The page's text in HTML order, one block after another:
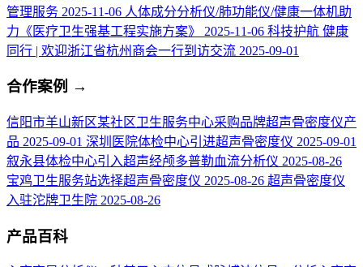
管理服务 2025-11-06 人体成分分析仪/肺功能仪/健康一体机助
力《医疗卫生强基工程实施方案》
2025-11-06 科技护航 健康
同行 | 欢迎浙江省杭州商会一行到访交流 2025-09-01
合作案例 →
信阳市羊山新区某社区卫生服务中心采购品牌超声骨密度仪产
品 2025-09-01 深圳医院体检中心引进超声骨密度仪 2025-09-01
叙永县体检中心引入超声经颅多普勒血流分析仪 2025-08-26
宝鸡卫生服务站选择超声骨密度仪 2025-08-26 超声骨密度仪
入驻沱牌卫生院 2025-08-26
产品百科